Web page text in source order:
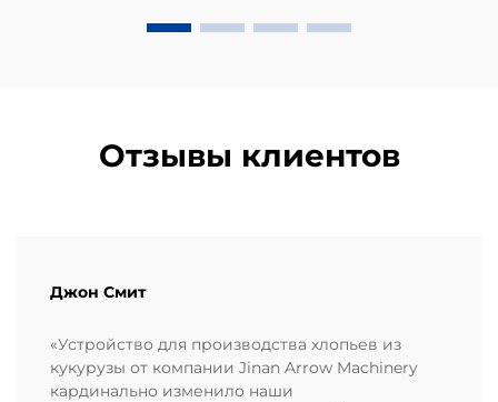
Отзывы клиентов
Джон Смит
«Устройство для производства хлопьев из
кукурузы от компании Jinan Arrow Machinery
кардинально изменило наши